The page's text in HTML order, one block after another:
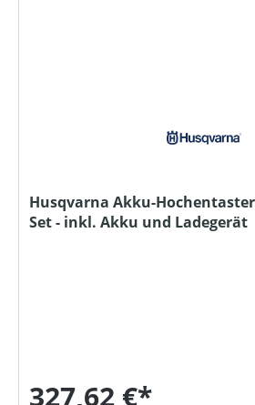
Husqvarna Akku-Hochentaster
Set - inkl. Akku und Ladegerät
327,62 €*